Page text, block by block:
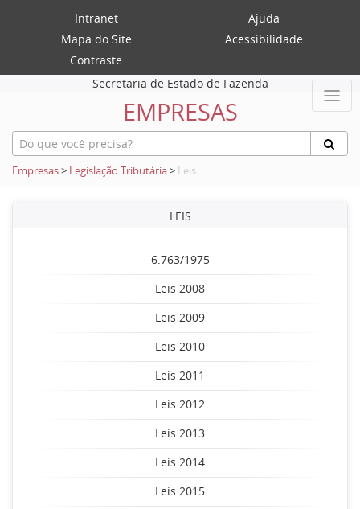
Intranet
Ajuda
Mapa do Site
Acessibilidade
Contraste
Secretaria de Estado de Fazenda
EMPRESAS
Empresas> Legislação Tributária> Leis
LEIS
6.763/1975
Leis 2008
Leis 2009
Leis 2010
Leis 2011
Leis 2012
Leis 2013
Leis 2014
Leis 2015